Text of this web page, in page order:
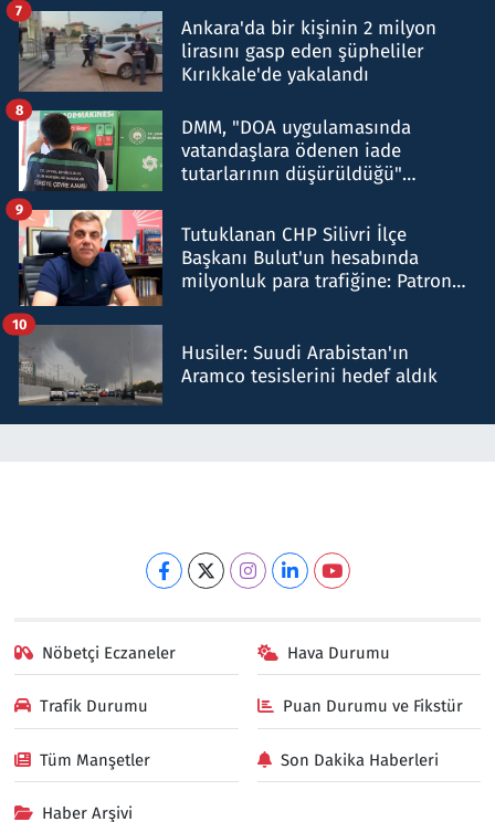
Ankara'da bir kişinin 2 milyon
lirasını gasp eden şüpheliler
Kırıkkale'de yakalandı
7
DMM, "DOA uygulamasında
vatandaşlara ödenen iade
tutarlarının düşürüldüğü"
8
Tutuklanan CHP Silivri İlçe
Başkanı Bulut'un hesabında
milyonluk para trafiğine: Patron
9
Husiler: Suudi Arabistan'ın
Aramco tesislerini hedef aldık
10
Nöbetçi Eczaneler Hava Durumu
Trafik Durumu Puan Durumu ve Fikstür
Tüm Manşetler Son Dakika Haberleri
Haber Arşivi